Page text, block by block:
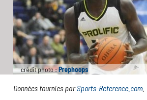
crédit photo :Prephoops
Données fournies parSports-Reference.com